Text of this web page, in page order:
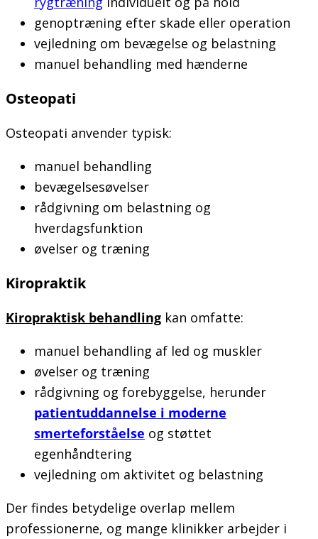
genoptræning efter skade eller operation
vejledning om bevægelse og belastning
manuel behandling med hænderne
Osteopati
Osteopati anvender typisk:
manuel behandling
bevægelsesøvelser
rådgivning om belastning og
hverdagsfunktion
øvelser og træning
Kiropraktik
Kiropraktisk behandling kan omfatte:
manuel behandling af led og muskler
øvelser og træning
rådgivning og forebyggelse, herunder
patientuddannelse i moderne
smerteforståelse og støttet
egenhåndtering
vejledning om aktivitet og belastning
Der findes betydelige overlap mellem
professionerne, og mange klinikker arbejder i